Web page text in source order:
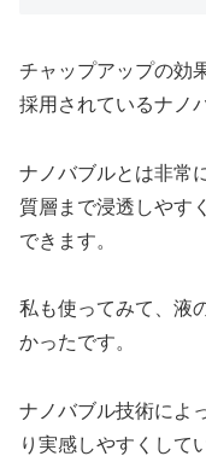
チャップアップの効
採用されているナノ
ナノバブルとは非常
質層まで浸透しやす
できます。
私も使ってみて、液
かったです。
ナノバブル技術によ
り実感しやすくして